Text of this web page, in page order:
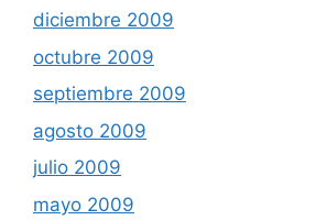
diciembre 2009
octubre 2009
septiembre 2009
agosto 2009
julio 2009
mayo 2009